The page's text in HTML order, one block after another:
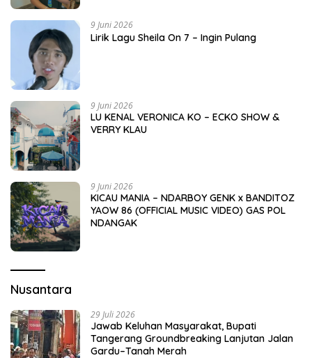
9 Juni 2026
Lirik Lagu Sheila On 7 – Ingin Pulang
9 Juni 2026
LU KENAL VERONICA KO – ECKO SHOW &
VERRY KLAU
9 Juni 2026
KICAU MANIA – NDARBOY GENK x BANDITOZ
YAOW 86 (OFFICIAL MUSIC VIDEO) GAS POL
NDANGAK
Nusantara
29 Juli 2026
Jawab Keluhan Masyarakat, Bupati
Tangerang Groundbreaking Lanjutan Jalan
Gardu–Tanah Merah